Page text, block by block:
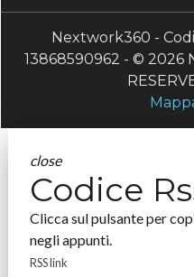
Nextwork360 -
13868590962 - © 2026
close
Codice
Clicca sul pulsante per
negli appunti.
RSS link